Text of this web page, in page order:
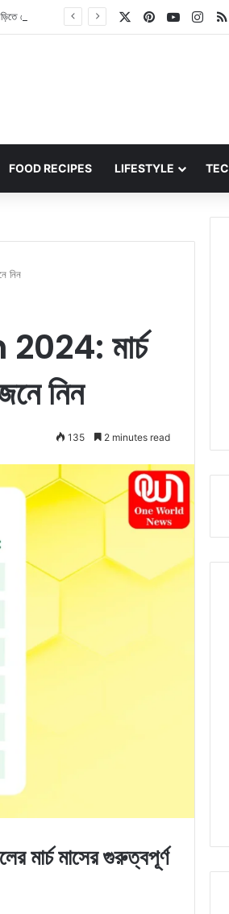
PinterestYouTube
FOOD RECIPES LIFESTYLE
নিন
মার্চ
নিন
135 2 minutes read
মার্চ মাসের গুরুত্বপূর্ণ